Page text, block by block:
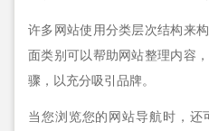
许多网站使用分类层次结构来
面类别可以帮助网站整理内容
骤，以充分吸引品牌。
当您浏览您的网站导航时，